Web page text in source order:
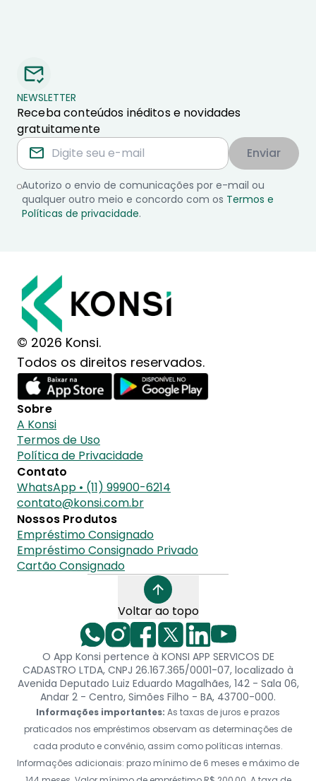
NEWSLETTER
Receba conteúdos inéditos e novidades
gratuitamente
Enviar
Autorizo o envio de comunicações por e-mail ou
qualquer outro meio e concordo com os Termos e
Políticas de privacidade.
© 2026 Konsi.
Todos os direitos reservados.
Sobre
A Konsi
Termos de Uso
Política de Privacidade
Contato
WhatsApp • (11) 99900-6214
contato@konsi.com.br
Nossos Produtos
Empréstimo Consignado
Empréstimo Consignado Privado
Cartão Consignado
Voltar ao topo
O App Konsi pertence à KONSI APP SERVICOS DE
CADASTRO LTDA, CNPJ 26.167.365/0001-07, localizado à
Avenida Deputado Luiz Eduardo Magalhães, 142 - Sala 06,
Andar 2 - Centro, Simões Filho - BA, 43700-000.
Informações importantes: As taxas de juros e prazos
praticados nos empréstimos observam as determinações de
cada produto e convênio, assim como políticas internas.
Informações adicionais: prazo mínimo de 6 meses e máximo de